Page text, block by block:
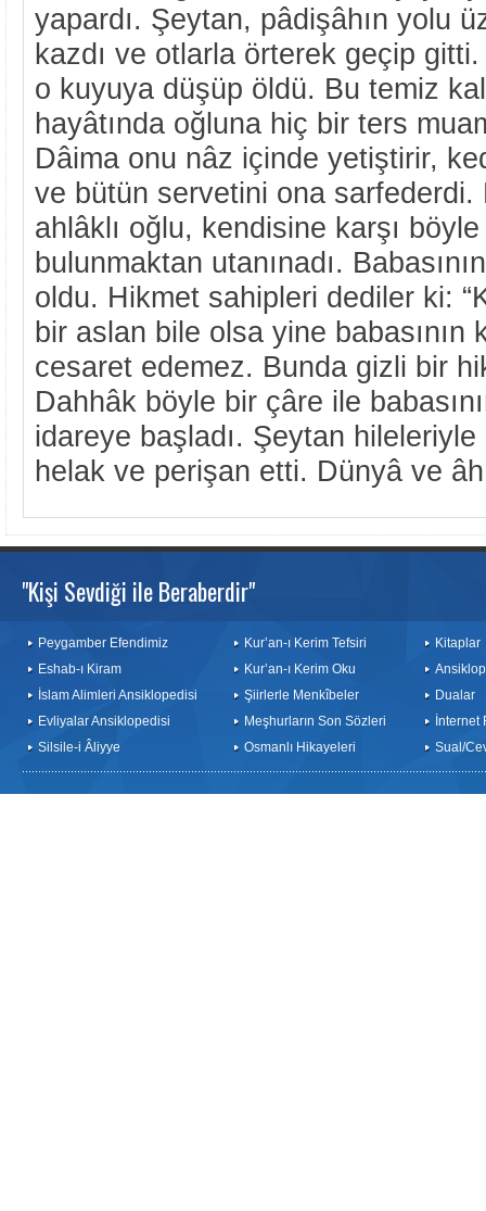
yapardı. Şeytan, pâdişâhın yolu
kazdı ve otlarla örterek geçip
o kuyuya düşüp öldü. Bu temiz
hayâtında oğluna hiç bir ters
Dâima onu nâz içinde yetiştirir,
ve bütün servetini ona sarfederdi.
ahlâklı oğlu, kendisine karşı
bulunmaktan utanınadı.
oldu. Hikmet sahipleri dediler ki:
bir aslan bile olsa yine babasının
cesaret edemez. Bunda gizli bir
Dahhâk böyle bir çâre ile
idareye başladı. Şeytan
helak ve perişan etti. Dünyâ ve
"Kişi Sevdiği ile Beraberdir"
Peygamber Efendimiz
Eshab-ı Kiram
İslam Alimleri Ansiklopedisi
Evliyalar Ansiklopedisi
Silsile-i Âliyye
Kur’an-ı Kerim Tefsiri
Kur’an-ı Kerim Oku
Şiirlerle Menkîbeler
Meşhurların Son Sözleri
Osmanlı Hikayeleri
Kitaplar
Dualar
İnternet
Sual/